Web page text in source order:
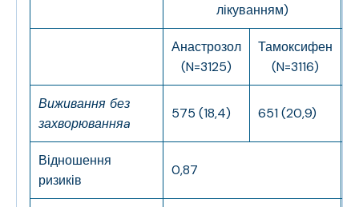
лікуванням)
Анастрозол
(N=3125)
Тамоксифен
(N=3116)
Виживання без
захворюванняa
575 (18,4) 651 (20,9)
Відношення
ризиків
0,87